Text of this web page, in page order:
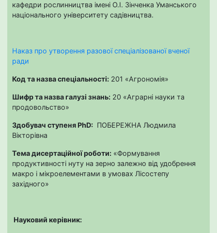
кафедри рослинництва імені О.І. Зінченка Уманського
національного університету садівництва.
Наказ про утворення разової спеціалізованої вченої
ради
Код та назва спеціальності: 201 «Агрономія»
Шифр та назва галузі знань: 20 «Аграрні науки та
продовольство»
Здобувач ступеня PhD: ПОБЕРЕЖНА Людмила
Вікторівна
Тема дисертаційної роботи: «Формування
продуктивності нуту на зерно залежно від удобрення
макро і мікроелементами в умовах Лісостепу
західного»
Науковий керівник: